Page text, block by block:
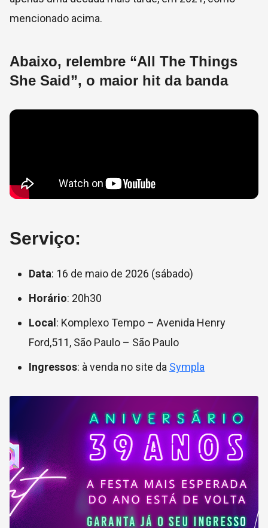
mencionado acima.
Abaixo, relembre “All The Things
She Said”, o maior hit da banda
Serviço:
Data: 16 de maio de 2026 (sábado)
Horário: 20h30
Local: Komplexo Tempo – Avenida Henry
Ford,511, São Paulo – São Paulo
Ingressos: à venda no site da Sympla